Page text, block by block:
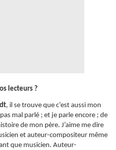
lecteurs ?
, il se trouve que c’est aussi mon
mal parlé ; et je parle encore ; de
de mon père. J’aime me dire
et auteur-compositeur même
que musicien. Auteur-